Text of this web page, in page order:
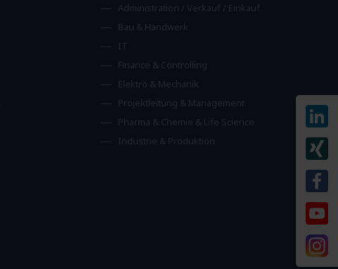
Administration / Verkauf / Einkauf
Bau & Handwerk
IT
Finance & Controlling
Elektro & Mechanik
Projektleitung & Management
Pharma & Chemie & Life Science
Industrie & Produktion